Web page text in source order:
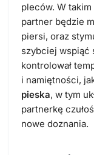
pleców. W
partner będzie
piersi, oraz
szybciej wspiąć
kontrolował
i namiętności,
pieska, w tym
partnerkę
nowe doznania.